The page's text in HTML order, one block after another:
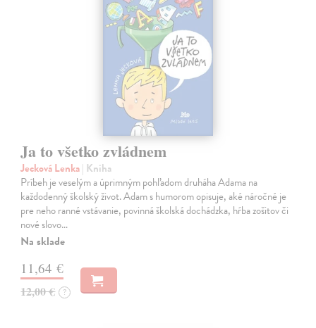
Ja to všetko zvládnem
Jecková Lenka| Kniha
Príbeh je veselým a úprimným pohľadom druháha Adama na
každodenný školský život. Adam s humorom opisuje, aké náročné je
pre neho ranné vstávanie, povinná školská dochádzka, hŕba zošitov či
nové slovo…
Na sklade
11,64 €
12,00 € ?